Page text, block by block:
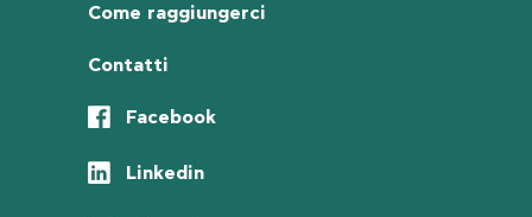
Come raggiungerci
Contatti
Facebook
Linkedin